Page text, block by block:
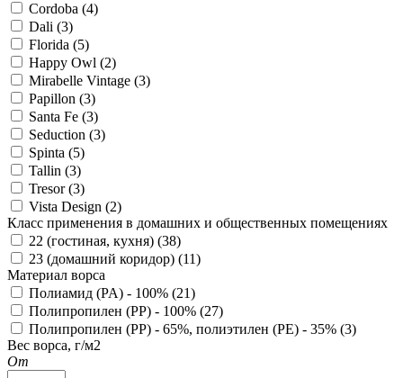
Cordoba (4)
Dali (3)
Florida (5)
Happy Owl (2)
Mirabelle Vintage (3)
Papillon (3)
Santa Fe (3)
Seduction (3)
Spinta (5)
Tallin (3)
Tresor (3)
Vista Design (2)
Класс применения в домашних и общественных помещениях
22 (гостиная, кухня) (38)
23 (домашний коридор) (11)
Материал ворса
Полиамид (PA) - 100% (21)
Полипропилен (PP) - 100% (27)
Полипропилен (PP) - 65%, полиэтилен (PE) - 35% (3)
Вес ворса, г/м2
От